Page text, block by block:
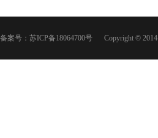
备案号： 苏ICP备18064700号 Copyright ©